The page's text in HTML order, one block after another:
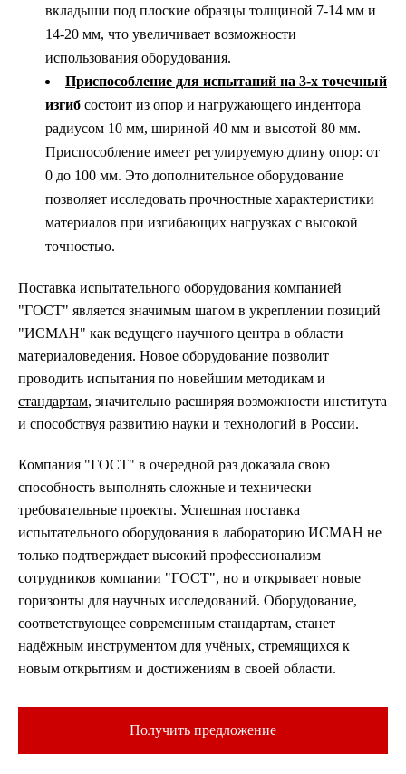
вкладыши под плоские образцы толщиной 7-14 мм и
14-20 мм, что увеличивает возможности
использования оборудования.
Приспособление для испытаний на 3-х точечный
изгиб состоит из опор и нагружающего индентора
радиусом 10 мм, шириной 40 мм и высотой 80 мм.
Приспособление имеет регулируемую длину опор: от
0 до 100 мм. Это дополнительное оборудование
позволяет исследовать прочностные характеристики
материалов при изгибающих нагрузках с высокой
точностью.
Поставка испытательного оборудования компанией
"ГОСТ" является значимым шагом в укреплении позиций
"ИСМАН" как ведущего научного центра в области
материаловедения. Новое оборудование позволит
проводить испытания по новейшим методикам и
стандартам, значительно расширяя возможности института
и способствуя развитию науки и технологий в России.
Компания "ГОСТ" в очередной раз доказала свою
способность выполнять сложные и технически
требовательные проекты. Успешная поставка
испытательного оборудования в лабораторию ИСМАН не
только подтверждает высокий профессионализм
сотрудников компании "ГОСТ", но и открывает новые
горизонты для научных исследований. Оборудование,
соответствующее современным стандартам, станет
надёжным инструментом для учёных, стремящихся к
новым открытиям и достижениям в своей области.
Получить предложение